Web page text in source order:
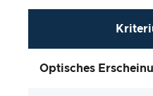
Optisches